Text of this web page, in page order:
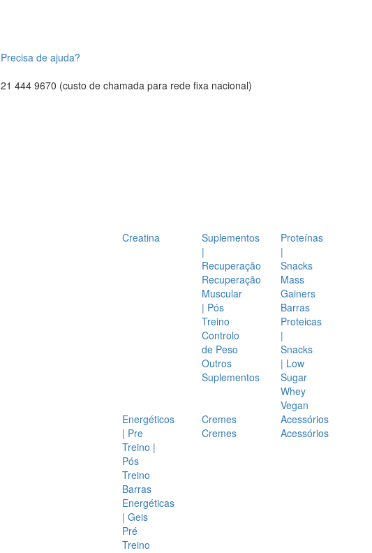
Precisa de ajuda?
21 444 9670 (custo de chamada para rede fixa nacional)
Creatina
Suplementos
|
Recuperação
Recuperação
Muscular
| Pós
Treino
Controlo
de Peso
Outros
Suplementos
Proteínas
|
Snacks
Mass
Gainers
Barras
Proteicas
|
Snacks
| Low
Sugar
Whey
Vegan
Energéticos
| Pre
Treino |
Pós
Treino
Barras
Energéticas
| Geis
Pré
Treino
Cremes
Cremes
Acessórios
Acessórios